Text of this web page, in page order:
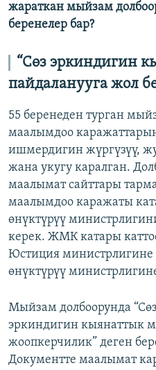
жараткан мыйзам
беренелер бар?
“Сөз эркиндигин
пайдаланууга жол
55 беренеден турган
маалымдоо
ишмердигин жүргүзүү,
жана укугу каралган.
маалымат сайттары
маалымдоо каражаты
өнүктүрүү
керек. ЖМК катары
Юстиция
өнүктүрүү
Мыйзам долбоорунда
эркиндигин кыянаттык
жоопкерчилик” деген
Документте маалымат